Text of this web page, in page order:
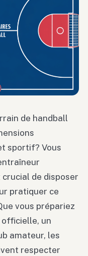
de handball
sportif? Vous
de disposer
pratiquer ce
vous prépariez
un
amateur, les
respecter